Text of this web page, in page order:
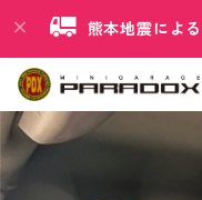
熊本地震によ